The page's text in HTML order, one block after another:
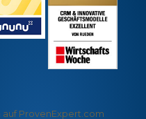
ProvenExpert.com